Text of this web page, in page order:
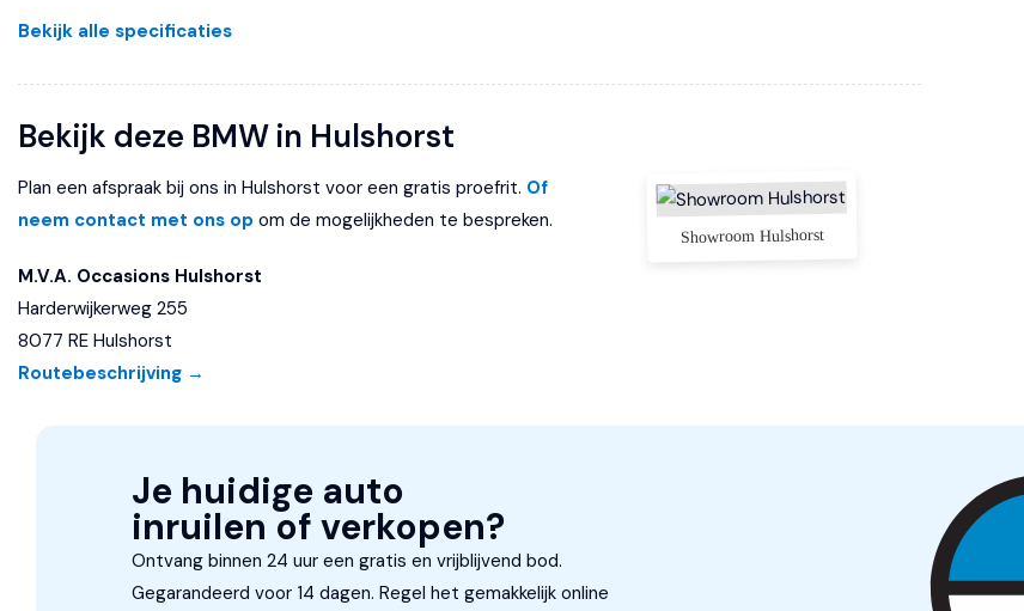
Navigatie-systeem full map
Radio CD-speler
Sportstuur
Veiligheid
Airbag(s) hoofd voor
Airbag(s) side voor
Airbag bestuurder
Bekijk alle specificaties
Bekijk deze BMW in Hulshorst
Plan een afspraak bij ons in Hulshorst voor een gratis proefrit. Of
neem contact met ons op om de mogelijkheden te bespreken.
M.V.A. Occasions Hulshorst
Harderwijkerweg 255
8077 RE Hulshorst
Routebeschrijving →
Showroom Hulshorst
Je huidige auto
inruilen of verkopen?
Ontvang binnen 24 uur een gratis en vrijblijvend bod.
Gegarandeerd voor 14 dagen. Regel het gemakkelijk online